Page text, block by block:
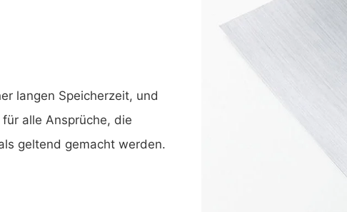
langen Speicherzeit, und
alle Ansprüche, die
geltend gemacht werden.